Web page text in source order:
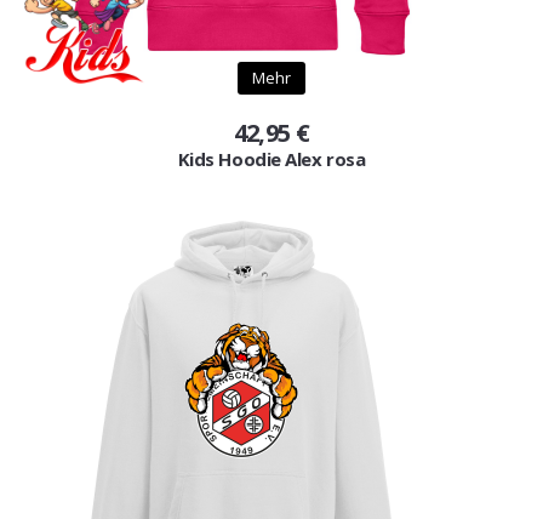
Mehr
42,95 €
Kids Hoodie Alex rosa